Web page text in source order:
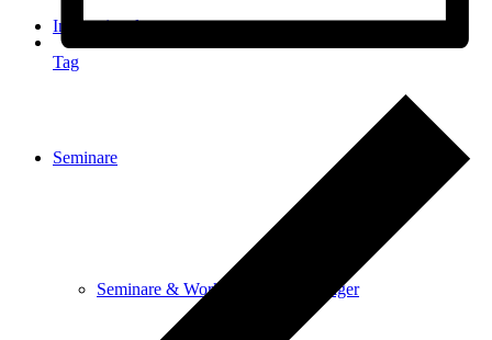
International
Seminare
Seminare & Workshops für Einsteiger
Tag